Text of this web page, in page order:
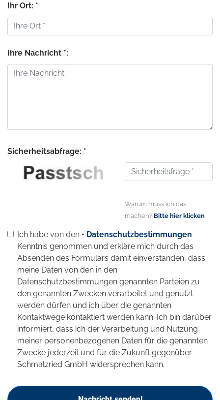
Ihr Ort: *
Ihre Nachricht *:
Sicherheitsabfrage: *
Warum muss ich das
machen? Bitte hier klicken
Ich habe von den • Datenschutzbestimmungen
Kenntnis genommen und erkläre mich durch das
Absenden des Formulars damit einverstanden, dass
meine Daten von den in den
Datenschutzbestimmungen genannten Parteien zu
den genannten Zwecken verarbeitet und genutzt
werden dürfen und ich über die genannten
Kontaktwege kontaktiert werden kann. Ich bin darüber
informiert, dass ich der Verarbeitung und Nutzung
meiner personenbezogenen Daten für die genannten
Zwecke jederzeit und für die Zukunft gegenüber
Schmalzried GmbH widersprechen kann.